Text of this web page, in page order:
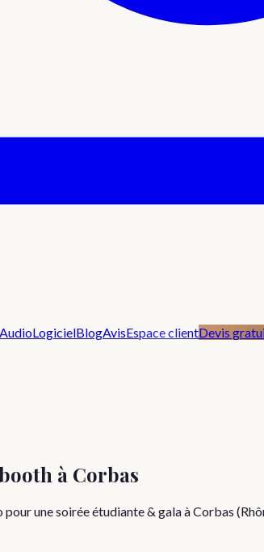
LogicielBlogAvisEspace clientDevis
à Corbas
une soirée étudiante & gala à Corbas